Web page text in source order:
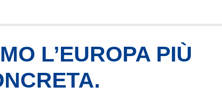
L’EUROPA PIÙ